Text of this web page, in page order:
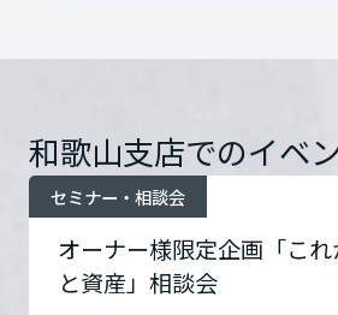
売る [MISAWA RELAY]
住まいの売却
土地活用の基礎から長期安定経営を目指す
に役立つ多彩な情報を幅広くお届けします。
ホームラウンジ 土地活用・賃貸経営
これからリフォームを
実例動画や基礎知識、収納の工夫など、理
ホームラウンジ リフォーム
すべてのフィールドに新しい価値をデザイ
のまちづくりを実現していきます。
ミサワホームオーナーさま・リフォーム工
ームを結ぶコミュニケーションサイト。お
ツや、ミサワホームからの大切なお知らせ
SDGs
採用情報
新卒者採用
和歌山支店でのイベ
オーナー様限定企画「こ
と資産」相談会
セミナー・相談会
福島県
関東
茨城県
栃木県
開催日時
2026年7月25
日を除きます。
開催場所 和歌山支店